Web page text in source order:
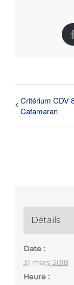
Critérium CDV
Catamaran
Détails
Date :
31 mars 2018
Heure :